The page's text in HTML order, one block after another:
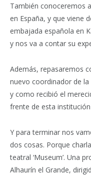
También conoceremos
en España, y que viene
embajada española en
y nos va a contar su
Además, repasaremos
nuevo coordinador de la
y como recibió el
frente de esta
Y para terminar nos
dos cosas. Porque
teatral ‘Museum’. Una
Alhaurín el Grande,